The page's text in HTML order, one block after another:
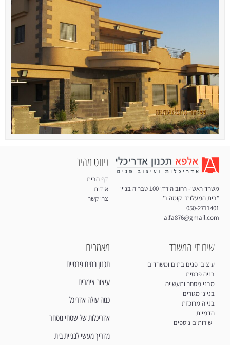
משרד ראשי- רחוב הירדן 100 טבריה בניין
"בית המעלות" קומה ב'.
050-2711401
alfa876@gmail.com
ניווט מהיר
דף הבית
אודות
צרו קשר
שירותי המשרד
עיצובי פנים בתים ומשרדים
בניה פרטית
מבני מסחר ותעשייה
בנייני מגורים
בנייה מרוכזת
הדמיות
שירותים נוספים
מאמרים
תכנון בתים פרטיים
עיצוב צימרים
כמה עולה אדריכל
אדריכלות של שטחי מסחר
מדריך מעשי לבניית בית